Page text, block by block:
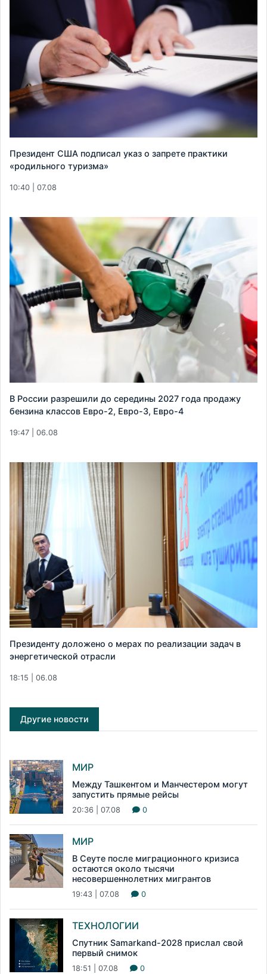
Президент США подписал указ о запрете практики
«родильного туризма»
10:40 | 07.08
В России разрешили до середины 2027 года продажу
бензина классов Евро-2, Евро-3, Евро-4
19:47 | 06.08
Президенту доложено о мерах по реализации задач в
энергетической отрасли
18:15 | 06.08
Другие новости
МИР
Между Ташкентом и Манчестером могут
запустить прямые рейсы
20:36 | 07.08 0
МИР
В Сеуте после миграционного кризиса
остаются около тысячи
несовершеннолетних мигрантов
19:43 | 07.08 0
ТЕХНОЛОГИИ
Спутник Samarkand-2028 прислал свой
первый снимок
18:51 | 07.08 0